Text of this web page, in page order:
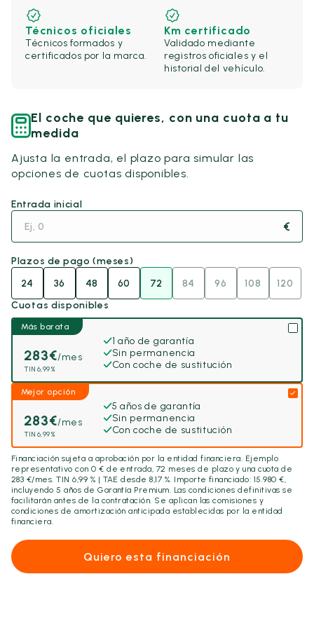
Técnicos oficiales
Técnicos formados y
certificados por la marca.
Km certificado
Validado mediante
registros oficiales y el
historial del vehículo.
El coche que quieres, con una cuota a tu
medida
Ajusta la entrada, el plazo para simular las
opciones de cuotas disponibles.
Entrada inicial
€
Plazos de pago (meses)
24
36 48 60 72 84 96 108
120
Cuotas disponibles
Más barata
283€/mes
TIN 6,99%
1 año de garantía
Sin permanencia
Con coche de sustitución
Mejor opción
283€/mes
TIN 6,99%
5 años de garantía
Sin permanencia
Con coche de sustitución
Financiación sujeta a aprobación por la entidad financiera. Ejemplo
representativo con0 € de entrada, 72 meses de plazo y una cuota de
283 €/mes. TIN 6,99 % | TAE desde 8,17 %. Importe financiado: 15.980 €,
incluyendo5 años de Garantía Premium. Las condiciones definitivas se
facilitarán antes de la contratación. Se aplican las comisiones y
condiciones de amortización anticipada establecidas por la entidad
financiera.
Quiero esta financiación